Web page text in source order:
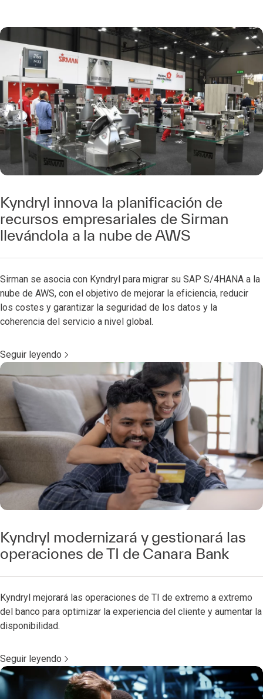
Kyndryl innova la planificación de
recursos empresariales de Sirman
llevándola a la nube de AWS
Sirman se asocia con Kyndryl para migrar su SAP S/4HANA a la
nube de AWS, con el objetivo de mejorar la eficiencia, reducir
los costes y garantizar la seguridad de los datos y la
coherencia del servicio a nivel global.
Seguir leyendo
Kyndryl modernizará y gestionará las
operaciones de TI de Canara Bank
Kyndryl mejorará las operaciones de TI de extremo a extremo
del banco para optimizar la experiencia del cliente y aumentar la
disponibilidad.
Seguir leyendo